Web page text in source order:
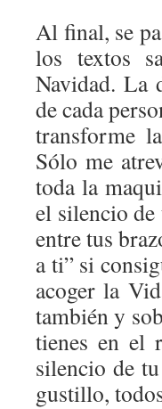
Al final, se
los textos
Navidad. La
de cada
transforme
Sólo me
toda la
el silencio de
entre tus
a ti” si
acoger la
también y
tienes en el
silencio de
gustillo,